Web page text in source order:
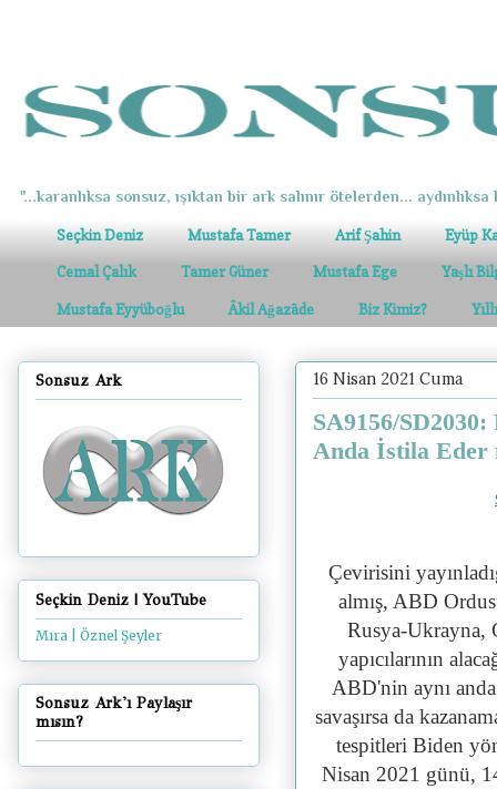
"...karanlıksa sonsuz, ışıktan bir ark salınır ötelerden... aydınlıksa
Seçkin Deniz Mustafa Tamer Arif Şahin Eyüp
Cemal Çalık Tamer Güner Mustafa Ege Yaşlı
Mustafa Eyyüboğlu Âkil Ağazâde Biz Kimiz?
16 Nisan 2021 Cuma
SA9156/
Anda İstila Eder
Çevirisini
almış, ABD
Rusya-
yapıcılarının
ABD'nin aynı
savaşırsa da
tespitleri Biden
Nisan 2021 günü,
Sonsuz Ark
Seçkin Deniz | YouTube
Mıra | Öznel Şeyler
Sonsuz Ark'ı Paylaşır
mısın?